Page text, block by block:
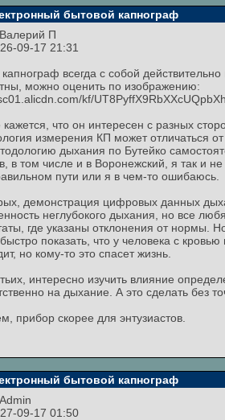
бытовой капнограф
Валерий П
09-17 21:31
капнограф всегда с собой
можно оценить по изображению:
kf/
что он интересен с разных
измерения КП может отличаться
дыхания по Бутейко
в том числе и в Воронежский, я так и
пути или я в чем-то ошибаюсь.
демонстрация цифровых данных
неглубокого дыхания, но все
где указаны отклонения от
показать, что у человека с
но кому-то это спасет жизнь.
интересно изучить влияние
на дыхание. А это сделать без
прибор скорее для энтузиастов.
бытовой капнограф
Admin
09-17 01:50